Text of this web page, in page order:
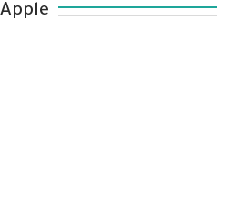
Apple